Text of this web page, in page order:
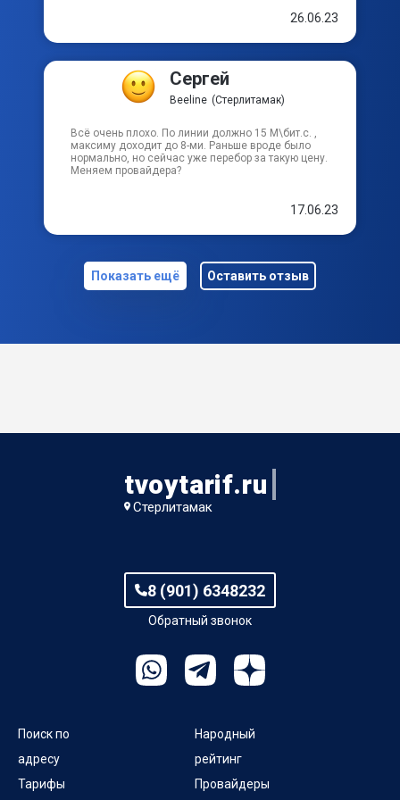
а тех. поддержке адекватных абонентов ;-)26.06.23
Сергей
Beeline (Стерлитамак)
Всё очень плохо. По линии должно 15 М\бит.с. ,
максиму доходит до 8-ми. Раньше вроде было
нормально, но сейчас уже перебор за такую цену.
Меняем провайдера?
17.06.23
Показать ещё Оставить отзыв
tvoytarif.ru
Стерлитамак
8 (901) 6348232
Обратный звонок
Поиск по
адресу
Тарифы
Народный
рейтинг
Провайдеры